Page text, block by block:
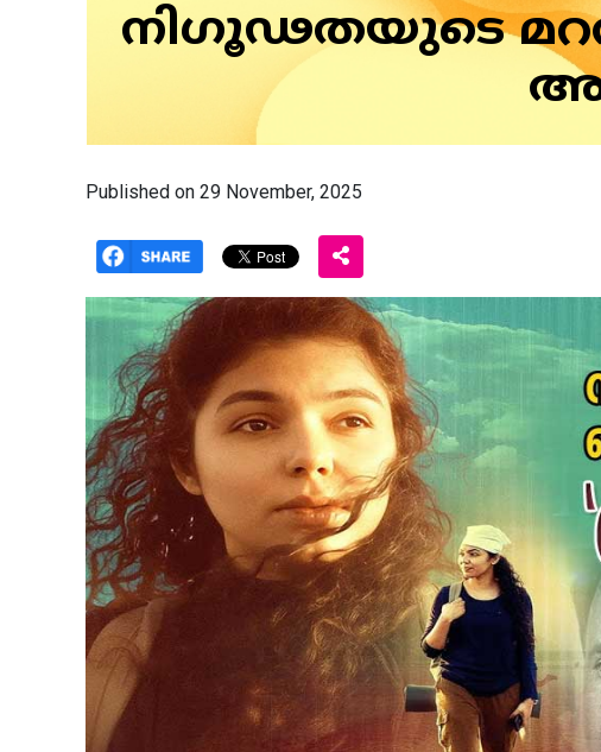
നിഗൂഢതയുടെ
Published on 29 November, 2025